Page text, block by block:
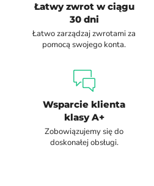
Łatwy zwrot w ciągu
30 dni
Łatwo zarządzaj zwrotami za
pomocą swojego konta.
Wsparcie klienta
klasy A+
Zobowiązujemy się do
doskonałej obsługi.